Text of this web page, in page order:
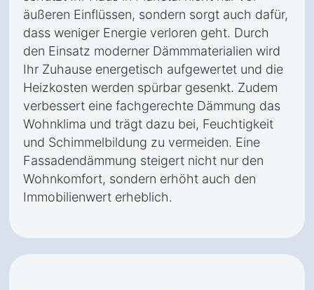
äußeren Einflüssen, sondern sorgt auch dafür,
dass weniger Energie verloren geht. Durch
den Einsatz moderner Dämmmaterialien wird
Ihr Zuhause energetisch aufgewertet und die
Heizkosten werden spürbar gesenkt. Zudem
verbessert eine fachgerechte Dämmung das
Wohnklima und trägt dazu bei, Feuchtigkeit
und Schimmelbildung zu vermeiden. Eine
Fassadendämmung steigert nicht nur den
Wohnkomfort, sondern erhöht auch den
Immobilienwert erheblich.